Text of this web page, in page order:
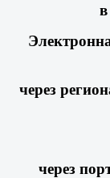
через
через